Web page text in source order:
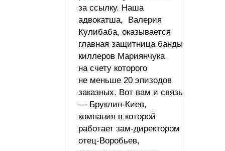
за ссылку. Наша
адвокатша, Валерия
Кулибаба, оказывается
главная защитница банды
киллеров Мариянчука
на счету которого
не меньше 20 эпизодов
заказных. Вот вам и связь
— Бруклин-Киев,
компания в которой
работает зам-директором
отец-Воробьев,